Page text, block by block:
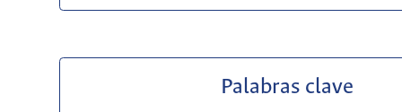
Palabras clave